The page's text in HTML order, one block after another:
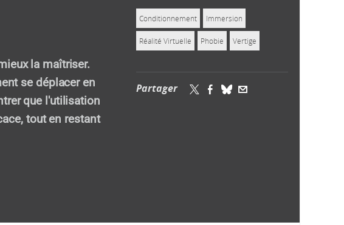
la maîtriser.
se déplacer en
que l'utilisation
tout en restant
Conditionnement Immersion
Réalité Virtuelle Phobie Vertige
Partager